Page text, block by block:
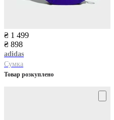
₴ 1 499
₴ 898
adidas
Сумка
Товар розкуплено